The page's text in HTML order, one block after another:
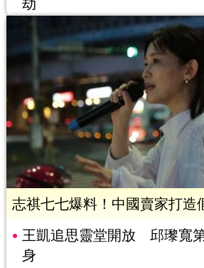
劫
志祺七七爆料！中國賣家打造
王凱追思靈堂開放 邱瓈寬
身